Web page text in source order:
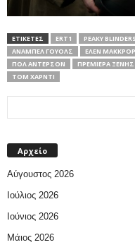
ΕΤΙΚΕΤΕΣ ERT1 PEAKY BLINDERS
ΆΝΑΜΠΕΛ ΓΟΥΌΛΣ
ΈΛΕΝ
ΠΟΛ ΆΝΤΕΡΣΟΝ
ΠΡΕΜΙΕΡΑ ΞΕΝΗΣ
ΤΟΜ ΧΆΡΝΤΙ
Αρχείο
Αύγουστος 2026
Ιούλιος 2026
Ιούνιος 2026
Μάιος 2026